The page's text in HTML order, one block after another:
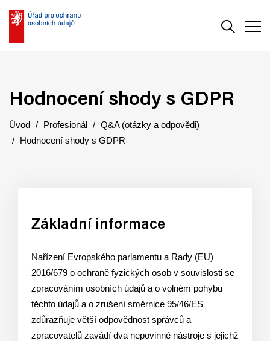
Hodnocení shody s GDPR
Úvod Profesionál
Q&A (otázky a odpovědi)
Hodnocení shody s GDPR
Základní informace
Nařízení Evropského parlamentu a Rady (EU)
2016/679 o ochraně fyzických osob v souvislosti se
zpracováním osobních údajů a o volném pohybu
těchto údajů a o zrušení směrnice 95/46/ES
zdůrazňuje větší odpovědnost správců a
zpracovatelů zavádí dva nepovinné nástroje s jejichž